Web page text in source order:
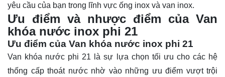
yêu cầu của bạn trong lĩnh vực ống inox và van inox.
Ưu điểm và nhược điểm của Van
khóa nước inox phi 21
Ưu điểm của Van khóa nước inox phi 21
Van khóa nước phi 21 là sự lựa chọn tối ưu cho các hệ
thống cấp thoát nước nhờ vào những ưu điểm vượt trội